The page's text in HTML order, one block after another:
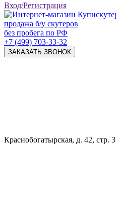
Вход/Регистрация
продажа б/у скутеров
без пробега по РФ
+7 (499) 703-33-32
ЗАКАЗАТЬ ЗВОНОК
Краснобогатырская, д. 42, стр. 3